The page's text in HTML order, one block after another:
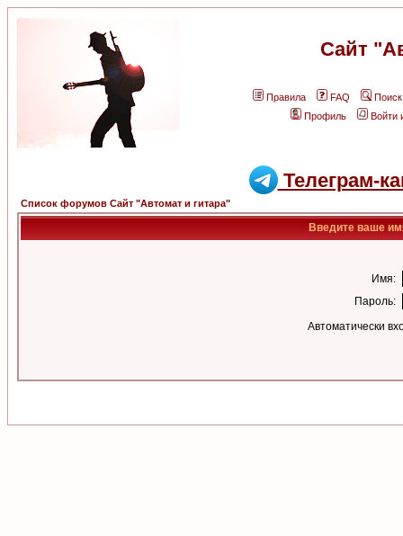
Сайт
Правила FAQ
Поиск
Профиль
Войти
Телеграм-
Список форумов Сайт "Автомат и гитара"
Введите ваше
Имя:
Пароль:
Автоматически